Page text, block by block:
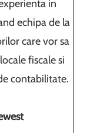
in
echipa de la
care vor sa
fiscale si
contabilitate.